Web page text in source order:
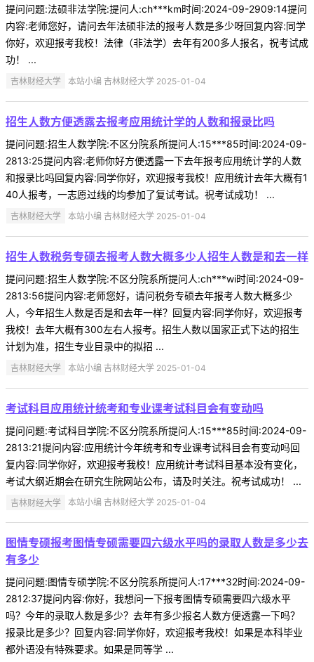
提问问题:法硕非法学院:提问人:ch***km时间:2024-09-2909:14提问
内容:老师您好，请问去年法硕非法的报考人数是多少呀回复内容:同学
你好，欢迎报考我校！法律（非法学）去年有200多人报名，祝考试成
功！ ...
吉林财经大学 本站小编 吉林财经大学 2025-01-04
招生人数方便透露去报考应用统计学的人数和报录比吗
提问问题:招生人数学院:不区分院系所提问人:15***85时间:2024-09-
2813:25提问内容:老师你好方便透露一下去年报考应用统计学的人数
和报录比吗回复内容:同学你好，欢迎报考我校！应用统计去年大概有1
40人报考，一志愿过线的均参加了复试考试。祝考试成功！ ...
吉林财经大学 本站小编 吉林财经大学 2025-01-04
招生人数税务专硕去报考人数大概多少人招生人数是和去一样
提问问题:招生人数学院:不区分院系所提问人:ch***wi时间:2024-09-
2813:56提问内容:老师您好，请问税务专硕去年报考人数大概多少
人，今年招生人数是否是和去年一样？回复内容:同学你好，欢迎报考
我校！去年大概有300左右人报考。招生人数以国家正式下达的招生
计划为准，招生专业目录中的拟招 ...
吉林财经大学 本站小编 吉林财经大学 2025-01-04
考试科目应用统计统考和专业课考试科目会有变动吗
提问问题:考试科目学院:不区分院系所提问人:15***85时间:2024-09-
2813:21提问内容:应用统计今年统考和专业课考试科目会有变动吗回
复内容:同学你好，欢迎报考我校！应用统计考试科目基本没有变化，
考试大纲近期会在研究生院网站公布，请及时关注。祝考试成功！ ...
吉林财经大学 本站小编 吉林财经大学 2025-01-04
图情专硕报考图情专硕需要四六级水平吗的录取人数是多少去
有多少
提问问题:图情专硕学院:不区分院系所提问人:17***32时间:2024-09-
2812:37提问内容:你好，我想问一下报考图情专硕需要四六级水平
吗？今年的录取人数是多少？去年有多少报名人数方便透露一下吗？
报录比是多少？回复内容:同学你好，欢迎报考我校！如果是本科毕业
都外语没有特殊要求。如果是同等学 ...